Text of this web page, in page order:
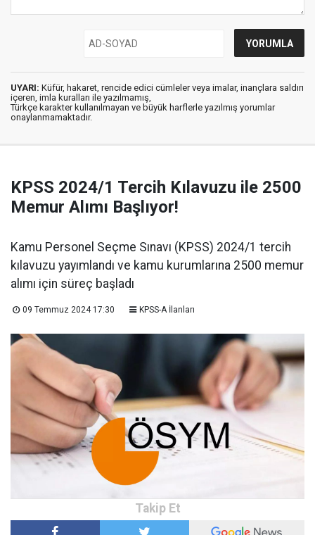
UYARI: Küfür, hakaret, rencide edici cümleler veya imalar, inançlara saldırı
içeren, imla kuralları ile yazılmamış,
Türkçe karakter kullanılmayan ve büyük harflerle yazılmış yorumlar
onaylanmamaktadır.
KPSS 2024/1 Tercih Kılavuzu ile 2500
Memur Alımı Başlıyor!
Kamu Personel Seçme Sınavı (KPSS) 2024/1 tercih
kılavuzu yayımlandı ve kamu kurumlarına 2500 memur
alımı için süreç başladı
09 Temmuz 2024 17:30 KPSS-A İlanları